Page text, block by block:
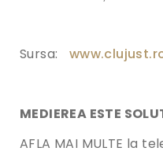
Sursa:
MEDIEREA ESTE
AFLA MAI MULTE la